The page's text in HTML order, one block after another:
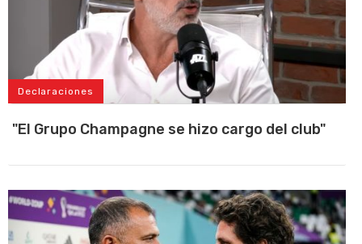
Declaraciones
"El Grupo Champagne se hizo cargo del club"